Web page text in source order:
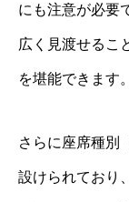
にも注意が必要
広く見渡せるこ
を堪能できます。
さらに座席種別
設けられており